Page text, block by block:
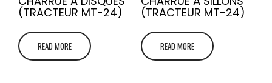
(TRACTEUR MT-24)
READ MORE
(TRACTEUR MT-24)
READ MORE